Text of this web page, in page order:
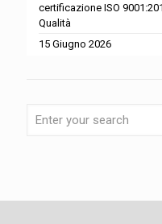
certificazione ISO
Qualità
15 Giugno 2026